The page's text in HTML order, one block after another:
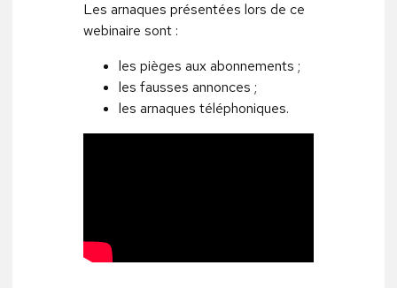
Les arnaques présentées lors de ce
webinaire sont :
les pièges aux abonnements ;
les fausses annonces ;
les arnaques téléphoniques.